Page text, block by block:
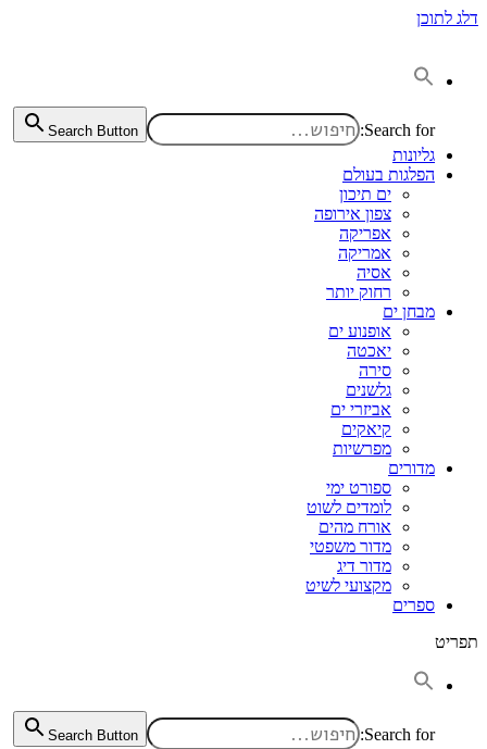
דלג לתוכן
Search for:
Search Button
גליונות
הפלגות בעולם
ים תיכון
צפון אירופה
אפריקה
אמריקה
אסיה
רחוק יותר
מבחן ים
אופנוע ים
יאכטה
סירה
גלשנים
אביזרי ים
קיאקים
מפרשיות
מדורים
ספורט ימי
לומדים לשוט
אורח מהים
מדור משפטי
מדור דיג
מקצועי לשיט
ספרים
תפריט
Search for:
Search Button